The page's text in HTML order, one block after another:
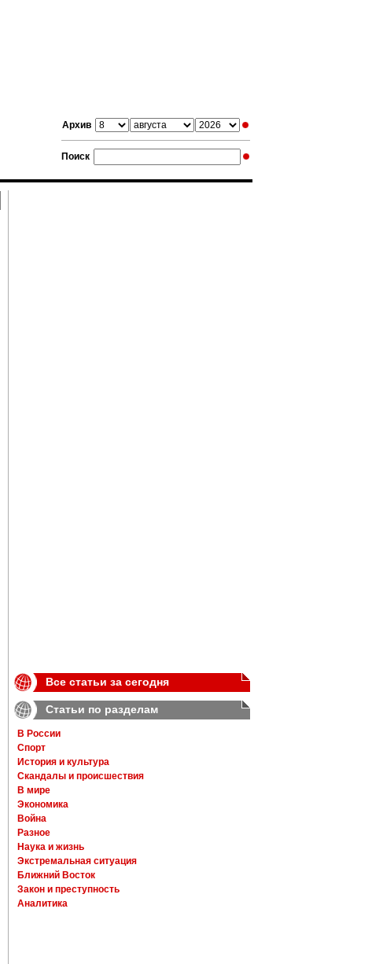
Архив
Поиск
Все статьи за сегодня
Статьи по разделам
В России
Спорт
История и культура
Скандалы и происшествия
В мире
Экономика
Война
Разное
Наука и жизнь
Экстремальная ситуация
Ближний Восток
Закон и преступность
Аналитика